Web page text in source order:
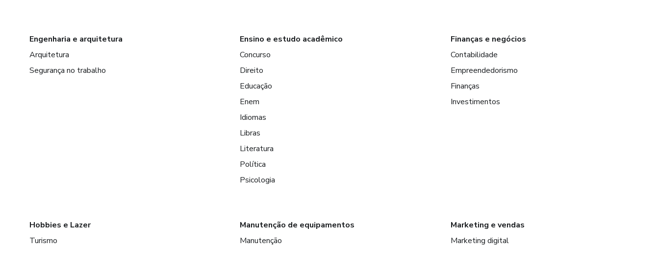
Engenharia e arquitetura
Arquitetura
Segurança no trabalho
Ensino e estudo acadêmico
Concurso
Direito
Educação
Enem
Idiomas
Libras
Literatura
Política
Psicologia
Finanças e negócios
Contabilidade
Empreendedorismo
Finanças
Investimentos
Hobbies e Lazer
Turismo
Manutenção de equipamentos
Manutenção
Marketing e vendas
Marketing digital